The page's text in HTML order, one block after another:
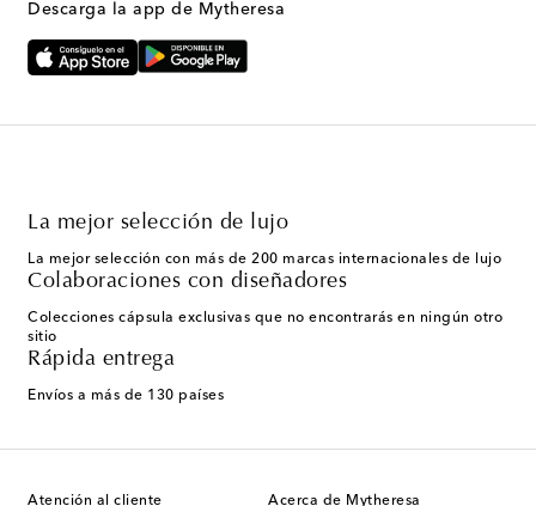
Descarga la app de Mytheresa
La mejor selección de lujo
La mejor selección con más de 200 marcas internacionales de lujo
Colaboraciones con diseñadores
Colecciones cápsula exclusivas que no encontrarás en ningún otro
sitio
Rápida entrega
Envíos a más de 130 países
Atención al cliente Acerca de Mytheresa